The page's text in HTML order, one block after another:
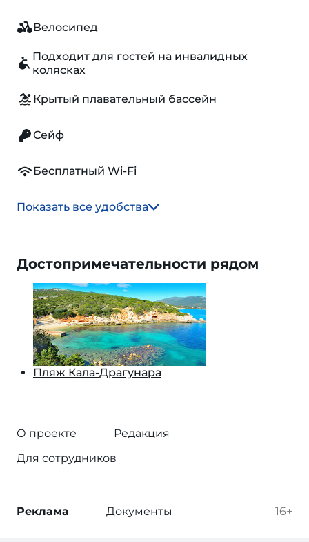
Велосипед
Подходит для гостей на инвалидных
колясках
Крытый плавательный бассейн
Сейф
Бесплатный Wi-Fi
Показать все удобства
Достопримечательности рядом
Пляж Кала-Драгунара
О проекте
Редакция
Для сотрудников
16+
Реклама Документы